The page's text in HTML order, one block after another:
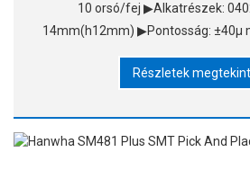
10 orsó/fej ▶Alkatrészek:
14mm(h12mm) ▶Pontosság: ±40μ
Részletek